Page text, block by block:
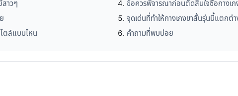
าวๆ
ตล์แบบไหน
ข้อควรพิจารณาก่อนตัดสินใจซื้อกางเก
จุดเด่นที่ทำให้กางเกงขาสั้นรุ่นนี้แตกต่
คำถามที่พบบ่อย